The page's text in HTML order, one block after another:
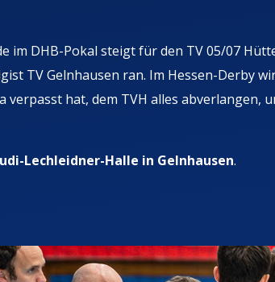
im DHB-Pokal steigt für den TV 05/07
TV Gelnhausen ran. Im Hessen-Derby
verpasst hat, dem TVH alles abverlangen,
Lechleidner-Halle in Gelnhausen.